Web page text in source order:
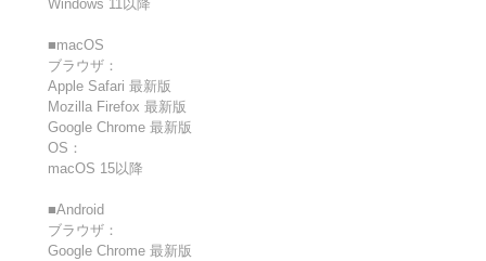
Windows 11以降
■macOS
ブラウザ：
Apple Safari 最新版
Mozilla Firefox 最新版
Google Chrome 最新版
OS：
macOS 15以降
■Android
ブラウザ：
Google Chrome 最新版